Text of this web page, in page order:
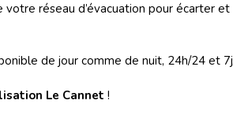
réseau d’évacuation pour écarter
de jour comme de nuit, 24h/24 et
Le Cannet !